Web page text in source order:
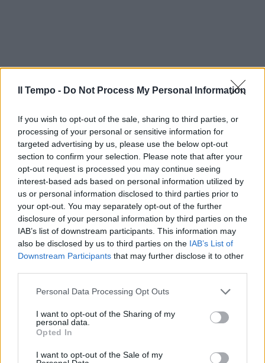
Il Tempo - Do Not Process My Personal Information
If you wish to opt-out of the sale, sharing to third parties, or
processing of your personal or sensitive information for
targeted advertising by us, please use the below opt-out
section to confirm your selection. Please note that after your
opt-out request is processed you may continue seeing
interest-based ads based on personal information utilized by
us or personal information disclosed to third parties prior to
your opt-out. You may separately opt-out of the further
disclosure of your personal information by third parties on the
IAB’s list of downstream participants. This information may
also be disclosed by us to third parties on the IAB’s List of
Downstream Participants that may further disclose it to other
Personal Data Processing Opt Outs
I want to opt-out of the Sharing of my
personal data.
Opted In
I want to opt-out of the Sale of my
In evidenza